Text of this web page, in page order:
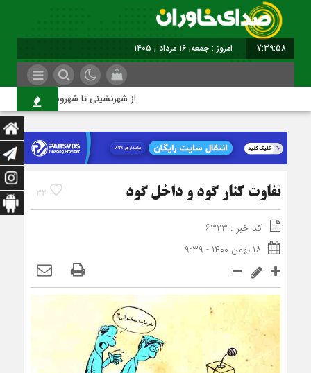
7:39:59 برابر با : Friday - 7 August - 2026
از شهرنشینی تا شهروندی
32 تفاوت کنار گود و داخل گود
کد خبر : 6323
۱۸ بهمن ۱۴۰۰ - ۹:۳۹